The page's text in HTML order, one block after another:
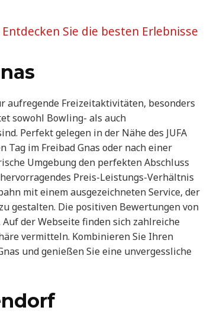
Sie die besten Erlebnisse
aufregende Freizeitaktivitäten, besonders
sowohl Bowling- als auch
Perfekt gelegen in der Nähe des JUFA
Tag im Freibad Gnas oder nach einer
Umgebung den perfekten Abschluss
Preis-Leistungs-Verhältnis
mit einem ausgezeichneten Service, der
gestalten. Die positiven Bewertungen von
der Webseite finden sich zahlreiche
vermitteln. Kombinieren Sie Ihren
und genießen Sie eine unvergessliche